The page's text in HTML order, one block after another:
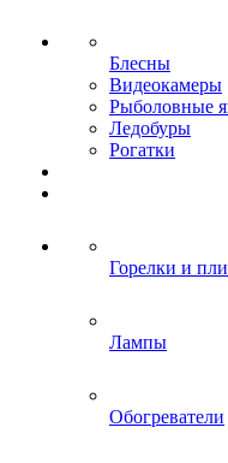
Блесны
Видеокамеры
Рыболовные
Ледобуры
Рогатки
Горелки и
Лампы
Обогреватели